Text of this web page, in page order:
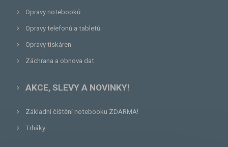
Opravy notebooků
Opravy telefonů a tabletů
Opravy tiskáren
Záchrana a obnova dat
AKCE, SLEVY A NOVINKY!
Základní čištění notebooku ZDARMA!
Trháky